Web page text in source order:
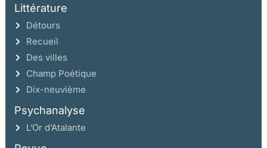
Littérature
Détours
Recueil
Des villes
Champ Poétique
Dix-neuvième
Psychanalyse
L’Or d’Atalante